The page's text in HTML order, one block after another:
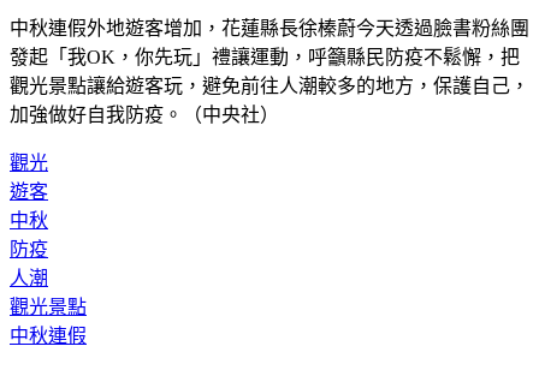
中秋連假外地遊客增加，花蓮縣長徐榛蔚今天透過臉書粉絲團
發起「我OK，你先玩」禮讓運動，呼籲縣民防疫不鬆懈，把
觀光景點讓給遊客玩，避免前往人潮較多的地方，保護自己，
加強做好自我防疫。（中央社）
觀光
遊客
中秋
防疫
人潮
觀光景點
中秋連假